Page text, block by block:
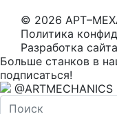
© 2026
Политика
Разработка
Больше станков в
подписаться!
@ARTMECHANICS